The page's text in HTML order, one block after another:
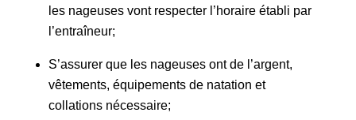
les nageuses vont respecter l’horaire établi par
l’entraîneur;
S’assurer que les nageuses ont de l’argent,
vêtements, équipements de natation et
collations nécessaire;